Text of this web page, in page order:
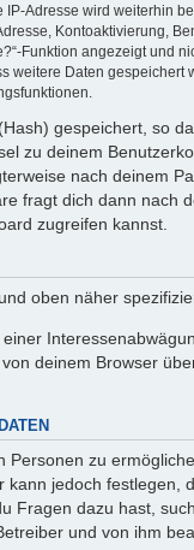
Adresse wird weiterhin
Kontoaktivierung,
Funktion angezeigt und
weitere Daten
gespeichert, so
zu deinem
nach deinem
fragt dich dann
zugreifen kannst.
oben näher
deinem Browser
zu
jedoch
Fragen dazu hast,
und von ihm